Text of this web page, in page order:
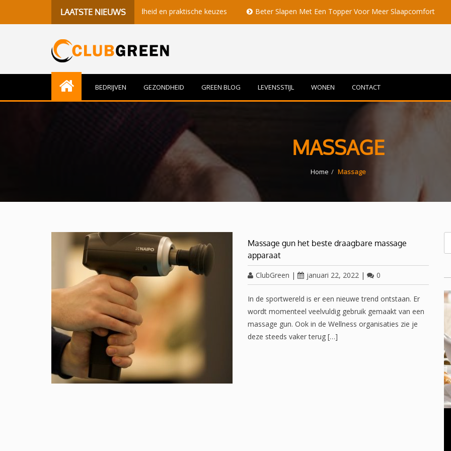
LAATSTE NIEUWS
momenten, gezondheid en praktische keuzes Beter Slapen Met Een Topper Voor Meer Slaapcomfort Volle
BEDRIJVEN GEZONDHEID GREEN BLOG LEVENSSTIJL WONEN CONTACT
MASSAGE
Home Massage
Massage gun het beste draagbare massage
apparaat
ClubGreen | januari 22, 2022 | 0
In de sportwereld is er een nieuwe trend ontstaan. Er
wordt momenteel veelvuldig gebruik gemaakt van een
massage gun. Ook in de Wellness organisaties zie je
deze steeds vaker terug […]